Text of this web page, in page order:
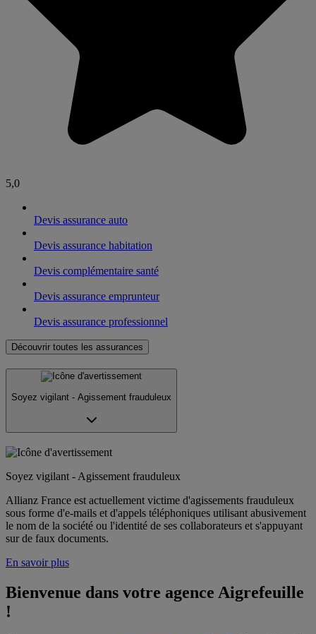
5,0
Devis assurance auto
Devis assurance habitation
Devis complémentaire santé
Devis assurance emprunteur
Devis assurance professionnel
Découvrir toutes les assurances
Soyez vigilant - Agissement frauduleux
Soyez vigilant - Agissement frauduleux
Allianz France est actuellement victime d'agissements frauduleux
sous forme d'e-mails et d'appels téléphoniques utilisant abusivement
le nom de la société ou l'identité de ses collaborateurs et s'appuyant
sur de faux documents.
En savoir plus
Bienvenue dans votre agence Aigrefeuille
!